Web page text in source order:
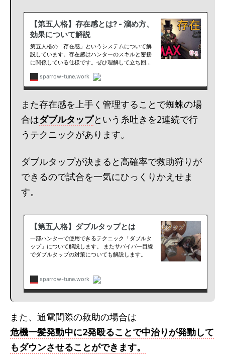
また存在感を上手く管理することで蜘蛛の場
合はダブルタップという糸吐きを2連続で行
うテクニックがあります。
ダブルタップが決まると高確率で救助狩りが
できるので試合を一気にひっくりかえせま
す。
また、通電間際の救助の場合は
危機一髪発動中に2発殴ることで中治りが発動して
もダウンさせることができます。